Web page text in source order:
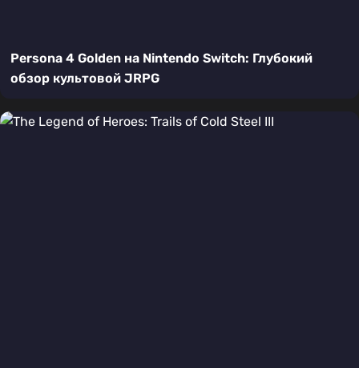
Persona 4 Golden на Nintendo Switch: Глубокий
обзор культовой JRPG